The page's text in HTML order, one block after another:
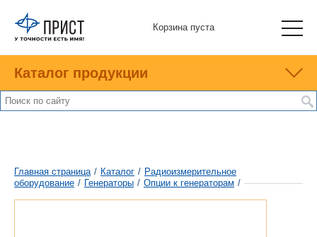
Корзина пуста
Каталог продукции
Главная страница / Каталог / Радиоизмерительное
оборудование / Генераторы / Опции к генераторам /